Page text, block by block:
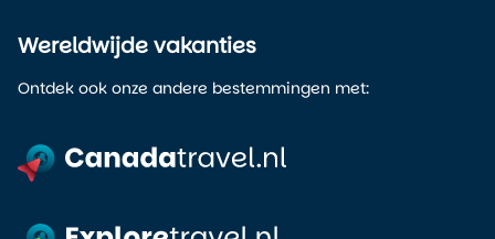
Wereldwijde vakanties
Ontdek ook onze andere bestemmingen met: